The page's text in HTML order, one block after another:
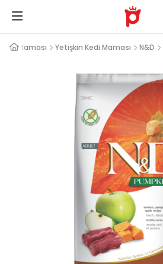
Kedi Maması Yetişkin Kedi Maması N&D